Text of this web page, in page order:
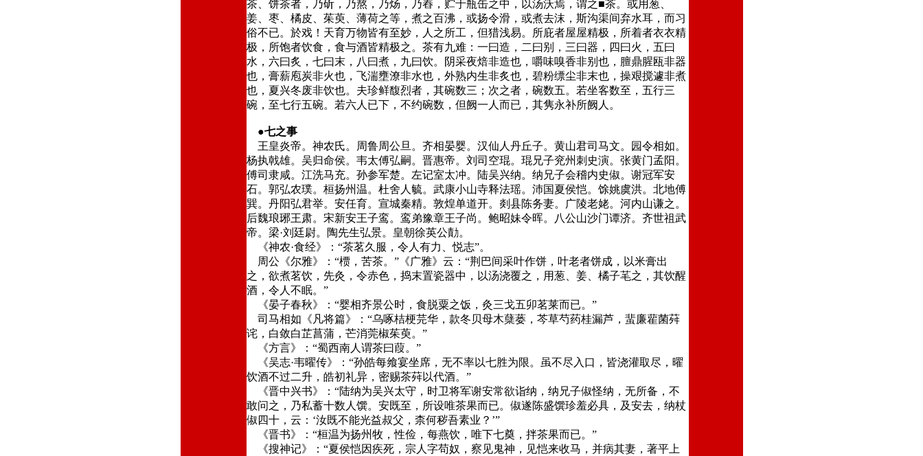
茶、饼茶者，乃斫，乃熬，乃炀，乃舂，贮于瓶缶之中，以汤沃焉，谓之■茶。或用葱、
姜、枣、橘皮、茱萸、薄荷之等，煮之百沸，或扬令滑，或煮去沫，斯沟渠间弃水耳，而习
俗不已。於戏！天育万物皆有至妙，人之所工，但猎浅易。所庇者屋屋精极，所着者衣衣精
极，所饱者饮食，食与酒皆精极之。茶有九难：一曰造，二曰别，三曰器，四曰火，五曰
水，六曰炙，七曰末，八曰煮，九曰饮。阴采夜焙非造也，嚼味嗅香非别也，膻鼎腥瓯非器
也，膏薪庖炭非火也，飞湍壅潦非水也，外熟内生非炙也，碧粉缥尘非末也，操艰搅遽非煮
也，夏兴冬废非饮也。夫珍鲜馥烈者，其碗数三；次之者，碗数五。若坐客数至，五行三
碗，至七行五碗。若六人已下，不约碗数，但阙一人而已，其隽永补所阙人。
●七之事
王皇炎帝。神农氏。周鲁周公旦。齐相晏婴。汉仙人丹丘子。黄山君司马文。园令相如。
杨执戟雄。吴归命侯。韦太傅弘嗣。晋惠帝。刘司空琨。琨兄子兖州刺史演。张黄门孟阳。
傅司隶咸。江洗马充。孙参军楚。左记室太冲。陆吴兴纳。纳兄子会稽内史俶。谢冠军安
石。郭弘农璞。桓扬州温。杜舍人毓。武康小山寺释法瑶。沛国夏侯恺。馀姚虞洪。北地傅
巽。丹阳弘君举。安任育。宣城秦精。敦煌单道开。剡县陈务妻。广陵老姥。河内山谦之。
后魏琅琊王肃。宋新安王子鸾。鸾弟豫章王子尚。鲍昭妹令晖。八公山沙门谭济。齐世祖武
帝。梁·刘廷尉。陶先生弘景。皇朝徐英公勣。
《神农·食经》：“茶茗久服，令人有力、悦志”。
周公《尔雅》：“槚，苦茶。”《广雅》云：“荆巴间采叶作饼，叶老者饼成，以米膏出
之，欲煮茗饮，先灸，令赤色，捣末置瓷器中，以汤浇覆之，用葱、姜、橘子芼之，其饮醒
酒，令人不眠。”
《晏子春秋》：“婴相齐景公时，食脱粟之饭，灸三戈五卯茗莱而已。”
司马相如《凡将篇》：“乌啄桔梗芫华，款冬贝母木蘖蒌，芩草芍药桂漏芦，蜚廉雚菌荈
诧，白敛白芷菖蒲，芒消莞椒茱萸。”
《方言》：“蜀西南人谓茶曰葭。”
《吴志·韦曜传》：“孙皓每飨宴坐席，无不率以七胜为限。虽不尽入口，皆浇灌取尽，曜
饮酒不过二升，皓初礼异，密赐茶荈以代酒。”
《晋中兴书》：“陆纳为吴兴太守，时卫将军谢安常欲诣纳，纳兄子俶怪纳，无所备，不
敢问之，乃私蓄十数人馔。安既至，所设唯茶果而已。俶遂陈盛馔珍羞必具，及安去，纳杖
俶四十，云：‘汝既不能光益叔父，柰何秽吾素业？’”
《晋书》：“桓温为扬州牧，性俭，每燕饮，唯下七奠，拌茶果而已。”
《搜神记》：“夏侯恺因疾死，宗人字苟奴，察见鬼神，见恺来收马，并病其妻，著平上